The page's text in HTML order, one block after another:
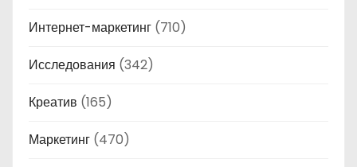
Интернет-маркетинг (710)
Исследования (342)
Креатив (165)
Маркетинг (470)